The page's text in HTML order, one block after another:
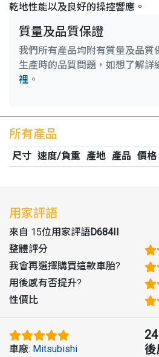
乾地性能以及良好的操控響應。
質量及品質保證
我們所有產品均附有質量及品質
生產時的品質問題，如想了解詳
裡 。
所有產品
尺寸 速度/負重 產地 產品 價格
用家評語
來自 15位用家評語D684II
整體評分
我會再選擇購買這款車胎?
用後感有否提升?
性價比
車廠: Mitsubishi